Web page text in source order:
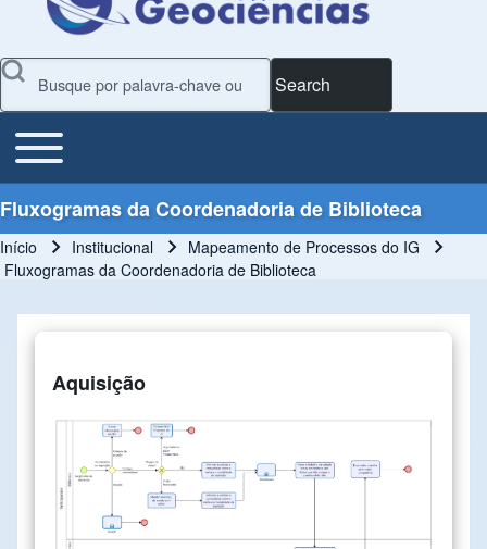
Search
Main Menu
Toggle main menu
Fluxogramas da Coordenadoria de Biblioteca
Trilha de navegação
Início Institucional
Mapeamento de Processos do IG
Fluxogramas da Coordenadoria de Biblioteca
Aquisição